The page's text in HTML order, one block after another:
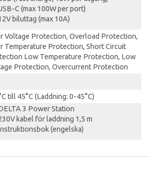
C (max 100W per port)
biluttag (max 10A)
Voltage Protection, Overload Protection,
Temperature Protection, Short Circuit
Low Temperature Protection, Low
Protection, Overcurrent Protection
till 45°C (Laddning: 0-45°C)
3 Power Station
kabel för laddning 1,5 m
(engelska)